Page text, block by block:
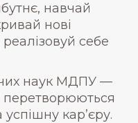
навчай
нові
себе
наук МДПУ —
перетворюються
кар’єру.